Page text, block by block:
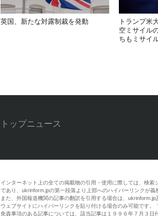
英国、新たな対露制裁を発動
トランプ米
空ミサイル
ちもミサイ
トップニュース
インターネット上の全ての掲載物の引用・使用に際しては、検索
であり、ukrinform.jpの第一段落より上部へのハイパーリンクが義
また、外国報道機関の記事の翻訳を引用する場合は、
ウェブサイトにハイパーリンクを貼り付ける場合のみ可能です。
免責事項のある記事については、該当記事は１９９６年７月３日